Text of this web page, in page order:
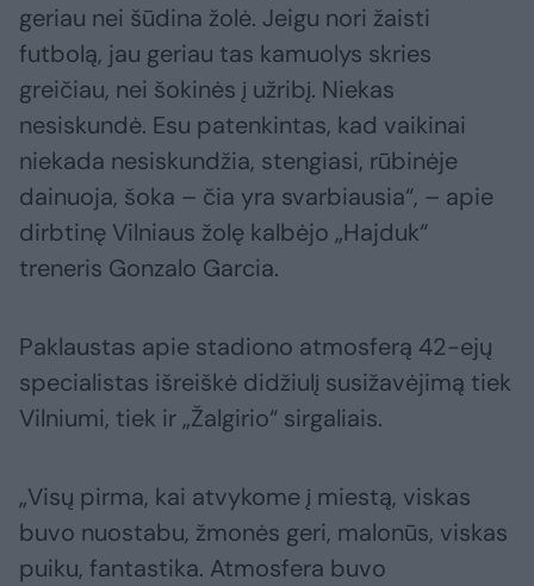
geriau nei šūdina žolė. Jeigu nori žaisti
futbolą, jau geriau tas kamuolys skries
greičiau, nei šokinės į užribį. Niekas
nesiskundė. Esu patenkintas, kad vaikinai
niekada nesiskundžia, stengiasi, rūbinėje
dainuoja, šoka – čia yra svarbiausia“, – apie
dirbtinę Vilniaus žolę kalbėjo „Hajduk“
treneris Gonzalo Garcia.
Paklaustas apie stadiono atmosferą 42-ejų
specialistas išreiškė didžiulį susižavėjimą tiek
Vilniumi, tiek ir „Žalgirio“ sirgaliais.
„Visų pirma, kai atvykome į miestą, viskas
buvo nuostabu, žmonės geri, malonūs, viskas
puiku, fantastika. Atmosfera buvo